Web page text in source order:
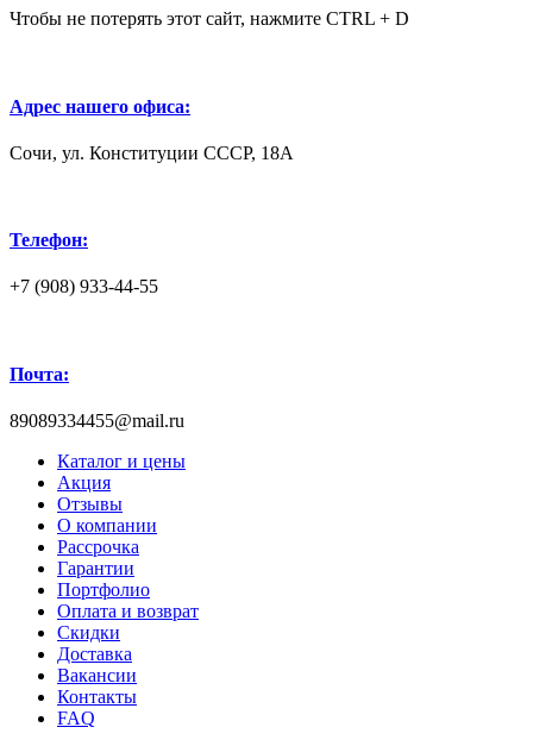
Чтобы не потерять этот сайт, нажмите CTRL + D
Адрес нашего офиса:
Сочи, ул. Конституции СССР, 18А
Телефон:
+7 (908) 933-44-55
Почта:
89089334455@mail.ru
Каталог и цены
Акция
Отзывы
О компании
Рассрочка
Гарантии
Портфолио
Оплата и возврат
Скидки
Доставка
Вакансии
Контакты
FAQ